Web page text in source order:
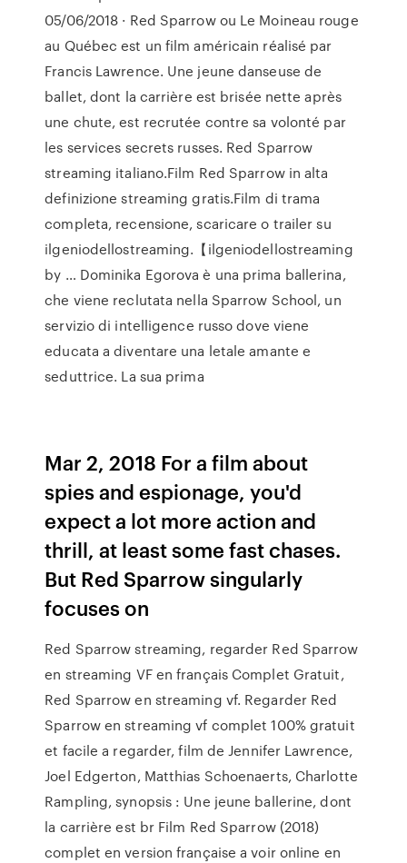
05/06/2018 · Red Sparrow ou Le Moineau rouge
au Québec est un film américain réalisé par
Francis Lawrence. Une jeune danseuse de
ballet, dont la carrière est brisée nette après
une chute, est recrutée contre sa volonté par
les services secrets russes. Red Sparrow
streaming italiano.Film Red Sparrow in alta
definizione streaming gratis.Film di trama
completa, recensione, scaricare o trailer su
ilgeniodellostreaming.【ilgeniodellostreaming
by … Dominika Egorova è una prima ballerina,
che viene reclutata nella Sparrow School, un
servizio di intelligence russo dove viene
educata a diventare una letale amante e
seduttrice. La sua prima
Mar 2, 2018 For a film about
spies and espionage, you'd
expect a lot more action and
thrill, at least some fast chases.
But Red Sparrow singularly
focuses on
Red Sparrow streaming, regarder Red Sparrow
en streaming VF en français Complet Gratuit,
Red Sparrow en streaming vf. Regarder Red
Sparrow en streaming vf complet 100% gratuit
et facile a regarder, film de Jennifer Lawrence,
Joel Edgerton, Matthias Schoenaerts, Charlotte
Rampling, synopsis : Une jeune ballerine, dont
la carrière est br Film Red Sparrow (2018)
complet en version française a voir online en